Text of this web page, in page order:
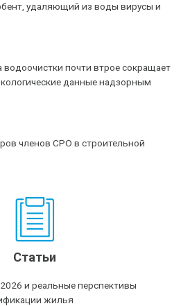
удаляющий из воды вирусы и
почти втрое сокращает
данные надзорным
членов СРО в строительной
Статьи
и реальные перспективы
жилья